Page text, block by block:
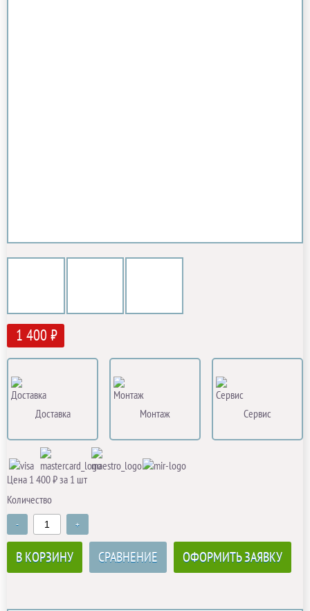
1 400 ₽
Доставка Монтаж Сервис
Цена 1 400 ₽ за 1 шт
Количество
- +
В КОРЗИНУ СРАВНЕНИЕ ОФОРМИТЬ ЗАЯВКУ